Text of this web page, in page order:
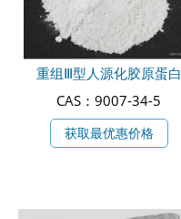
重组Ⅲ型人源化胶原蛋白
CAS：9007-34-5
获取最优惠价格